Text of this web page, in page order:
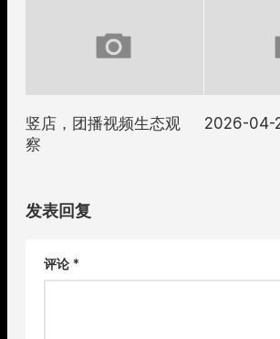
竖店，团播视频生态观
察
2026-04-
发表回复
评论 *